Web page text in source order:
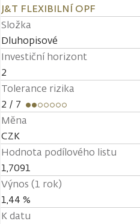
J&T FLEXIBILNÍ OPF
Složka
Dluhopisové
Investiční horizont
2
Tolerance rizika
2 / 7
Měna
CZK
Hodnota podílového listu
1,7091
Výnos (1 rok)
1,44 %
K datu